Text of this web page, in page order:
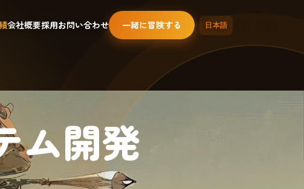
会社概要採用お問い合わせ 一緒に冒険する 日本語
ム開発